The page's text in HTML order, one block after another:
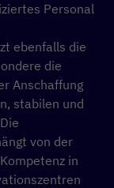
Personal
ebenfalls die
die
Anschaffung
stabilen und
von der
in